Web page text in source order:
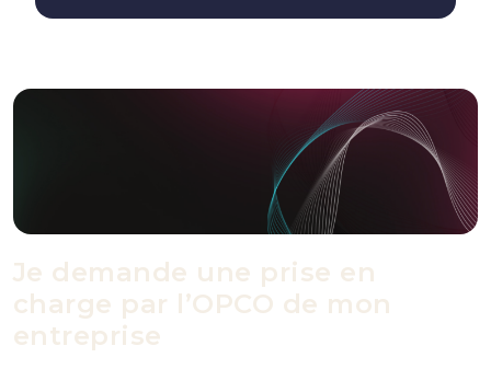
Je demande une prise en
charge par l’OPCO de mon
entreprise